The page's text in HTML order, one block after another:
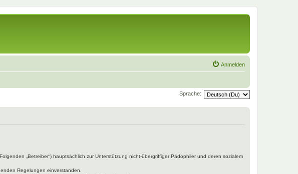
Anmelden
Sprache:
„Betreiber“) hauptsächlich zur Unterstützung nicht-übergriffiger Pädophiler und deren sozialem
Regelungen einverstanden.